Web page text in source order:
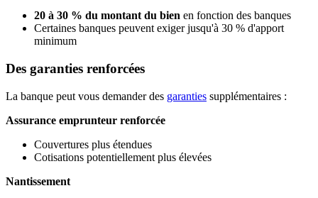
20 à 30 % du montant du bien en fonction des banques
Certaines banques peuvent exiger jusqu'à 30 % d'apport
minimum
Des garanties renforcées
La banque peut vous demander des garanties supplémentaires :
Assurance emprunteur renforcée
Couvertures plus étendues
Cotisations potentiellement plus élevées
Nantissement